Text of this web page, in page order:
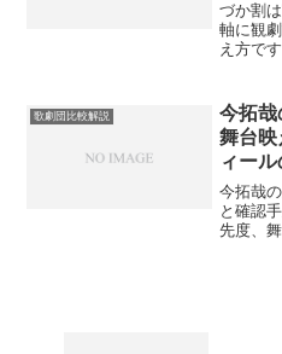
づか割
軸に観
え方で
とめま
歌劇団比較解説
今拓哉
舞台映
ィー
今拓哉
と確認
先度、